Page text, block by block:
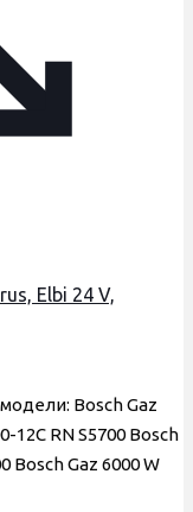
Elbi 24 V,
Bosch Gaz
12C RN S5700 Bosch
Bosch Gaz 6000 W